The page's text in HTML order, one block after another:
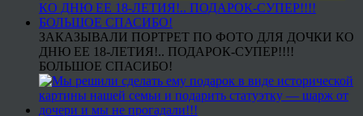
ЗАКАЗЫВАЛИ ПОРТРЕТ ПО ФОТО ДЛЯ ДОЧКИ КО
ДНЮ ЕЕ 18-ЛЕТИЯ!.. ПОДАРОК-СУПЕР!!!!
БОЛЬШОЕ СПАСИБО!